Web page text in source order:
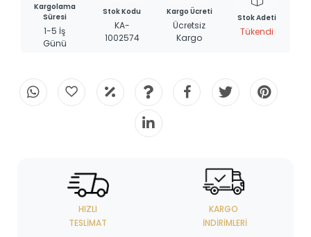
Kargolama
Süresi
1-5 İş
Günü
Stok Kodu
KA-
1002574
Kargo Ücreti
Ücretsiz
Kargo
Stok Adeti
Tükendi
HIZLI
TESLIMAT
KARGO
İNDIRIMLERI